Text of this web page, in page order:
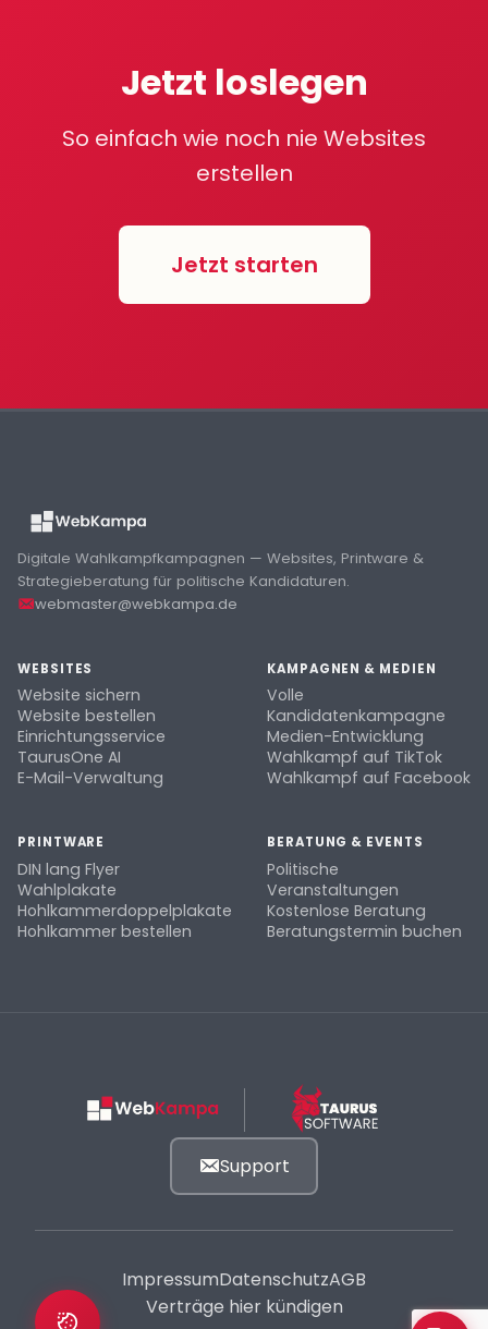
Jetzt loslegen
So einfach wie noch nie Websites
erstellen
Jetzt starten
Digitale Wahlkampfkampagnen — Websites, Printware &
Strategieberatung für politische Kandidaturen.
webmaster@webkampa.de
WEBSITES
Website sichern
Website bestellen
Einrichtungsservice
TaurusOne AI
E-Mail-Verwaltung
KAMPAGNEN & MEDIEN
Volle
Kandidatenkampagne
Medien-Entwicklung
Wahlkampf auf TikTok
Wahlkampf auf Facebook
PRINTWARE
DIN lang Flyer
Wahlplakate
Hohlkammerdoppelplakate
Hohlkammer bestellen
BERATUNG & EVENTS
Politische
Veranstaltungen
Kostenlose Beratung
Beratungstermin buchen
Support
ImpressumDatenschutzAGB
Verträge hier kündigen